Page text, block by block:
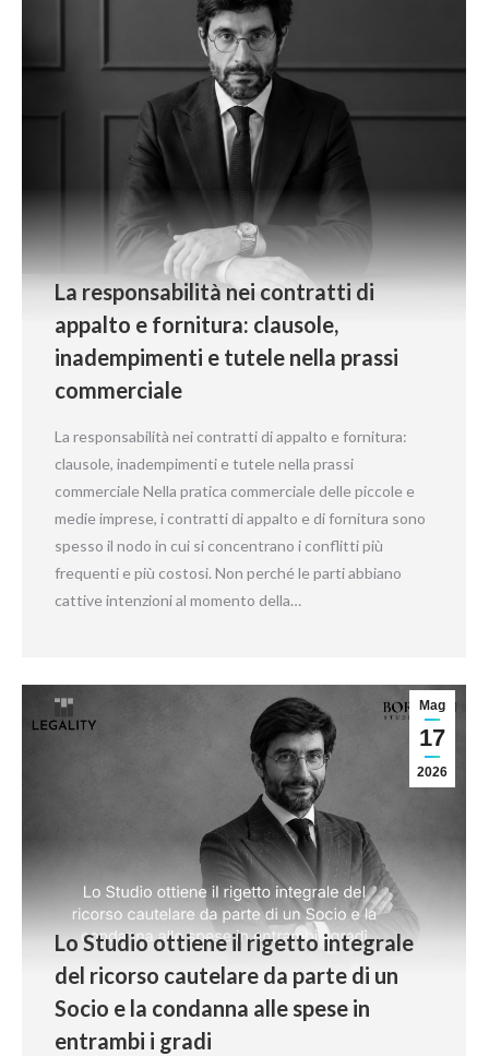
La responsabilità nei contratti di
appalto e fornitura: clausole,
inadempimenti e tutele nella prassi
commerciale
La responsabilità nei contratti di appalto e fornitura:
clausole, inadempimenti e tutele nella prassi
commerciale Nella pratica commerciale delle piccole e
medie imprese, i contratti di appalto e di fornitura sono
spesso il nodo in cui si concentrano i conflitti più
frequenti e più costosi. Non perché le parti abbiano
cattive intenzioni al momento della…
Mag
17
2026
Lo Studio ottiene il rigetto integrale
del ricorso cautelare da parte di un
Socio e la condanna alle spese in
entrambi i gradi